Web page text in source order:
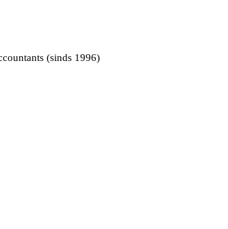
(sinds 1996)